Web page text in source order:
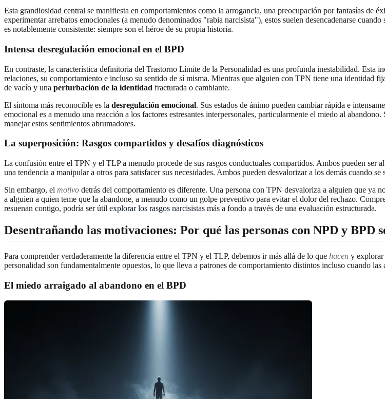
Esta grandiosidad central se manifiesta en comportamientos como la arrogancia, una preocupación por fantasías de
experimentar arrebatos emocionales (a menudo denominados "rabia narcisista"), estos suelen desencadenarse
es notablemente consistente: siempre son el héroe de su propia historia.
Intensa desregulación emocional en el BPD
En contraste, la característica definitoria del Trastorno Límite de la Personalidad es una profunda inestabilidad. Esta
relaciones, su comportamiento e incluso su sentido de sí misma. Mientras que alguien con TPN tiene una
de vacío y una perturbación de la identidad fracturada o cambiante.
El síntoma más reconocible es la desregulación emocional. Sus estados de ánimo pueden cambiar rápida e
emocional es a menudo una reacción a los factores estresantes interpersonales, particularmente el miedo al
manejar estos sentimientos abrumadores.
La superposición: Rasgos compartidos y desafíos diagnósticos
La confusión entre el TPN y el TLP a menudo procede de sus rasgos conductuales compartidos. Ambos pueden
una tendencia a manipular a otros para satisfacer sus necesidades. Ambos pueden desvalorizar a los demás cuando se
Sin embargo, el motivo detrás del comportamiento es diferente. Una persona con TPN desvaloriza a alguien que
a alguien a quien teme que la abandone, a menudo como un golpe preventivo para evitar el dolor del rechazo.
resuenan contigo, podría ser útil explorar los rasgos narcisistas más a fondo a través de una evaluación estructurada.
Desentrañando las motivaciones: Por qué las personas con NPD y BPD
Para comprender verdaderamente la diferencia entre el TPN y el TLP, debemos ir más allá de lo que hacen y explorar
personalidad son fundamentalmente opuestos, lo que lleva a patrones de comportamiento distintos incluso cuando las
El miedo arraigado al abandono en el BPD